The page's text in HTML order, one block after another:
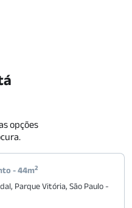
-44m2
, Parque Vitória, São Paulo -
opções